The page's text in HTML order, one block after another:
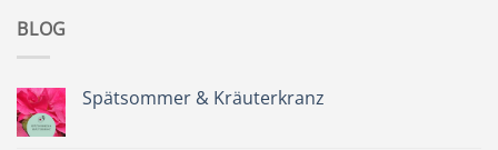
BLOG
Spätsommer & Kräuterkranz